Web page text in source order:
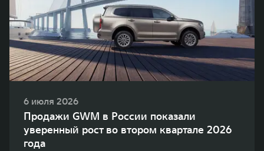
WEY 80
Масштаб возможностей
от 6 449 000 ₽
WEY 80 Лаундж
Масштаб возможностей
от 8 099 000 ₽
6 июля 2026
Продажи GWM в России показали
уверенный рост во втором квартале 2026
года